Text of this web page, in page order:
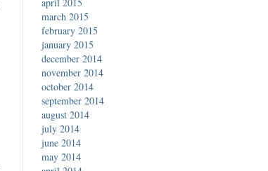
march 2015
february 2015
january 2015
december 2014
november 2014
october 2014
september 2014
august 2014
july 2014
june 2014
may 2014